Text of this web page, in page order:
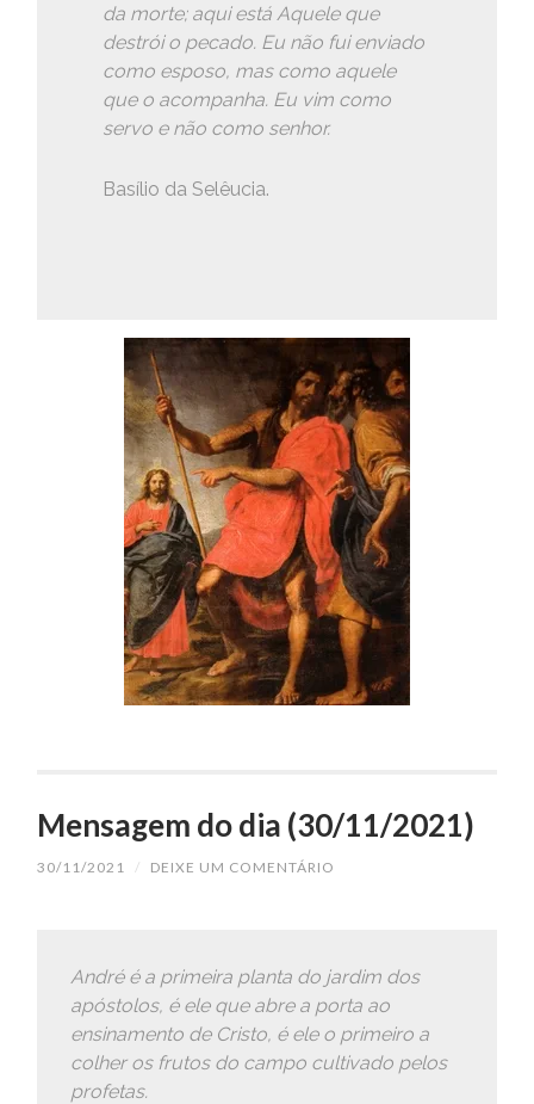
da morte; aqui está Aquele que
destrói o pecado. Eu não fui enviado
como esposo, mas como aquele
que o acompanha. Eu vim como
servo e não como senhor.
Basílio da Selêucia.
Mensagem do dia (30/11/2021)
30/11/2021 / DEIXE UM COMENTÁRIO
André é a primeira planta do jardim dos
apóstolos, é ele que abre a porta ao
ensinamento de Cristo, é ele o primeiro a
colher os frutos do campo cultivado pelos
profetas.